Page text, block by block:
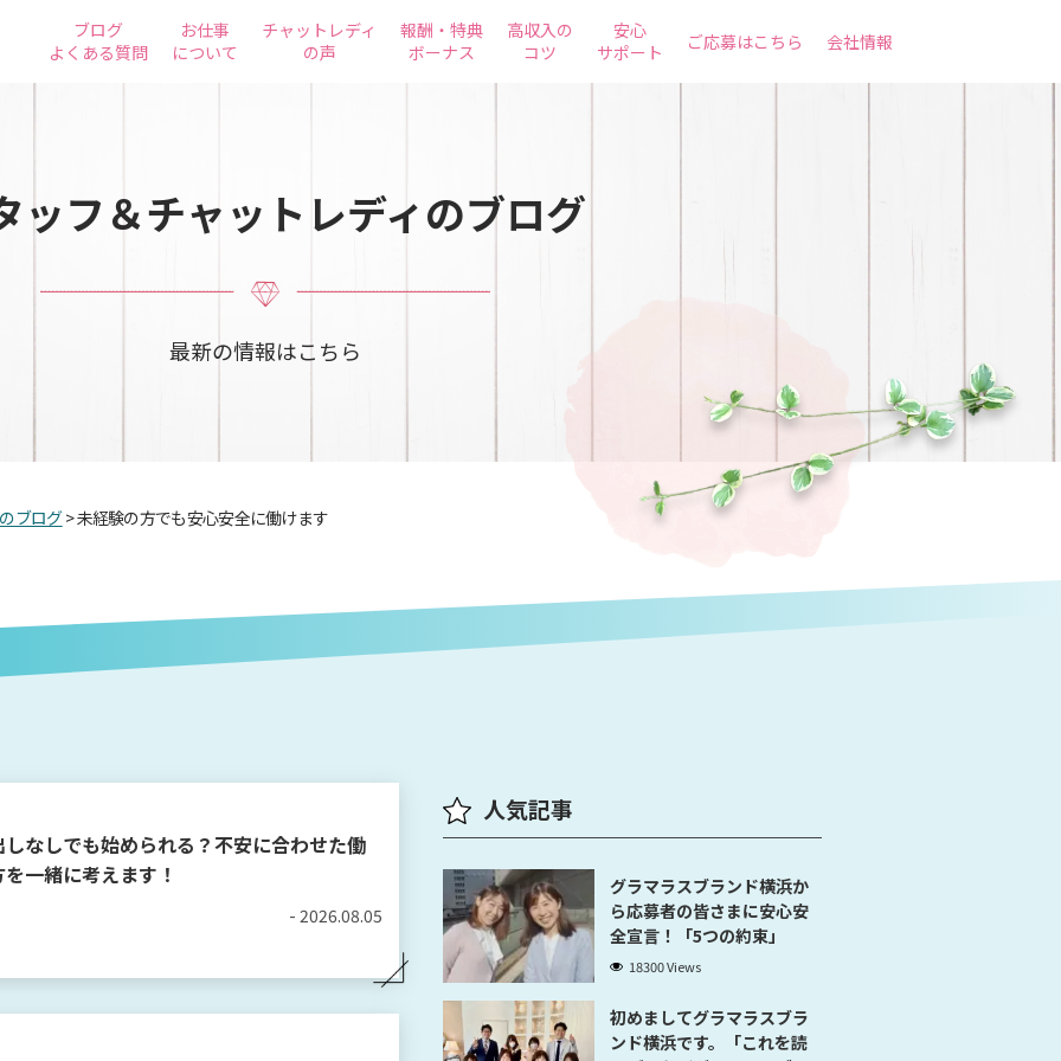
ブログ
よくある質問
お仕事
について
チャットレディ
の声
報酬・特典
ボーナス
高収入の
コツ
安心
サポート
ご応募はこちら 会社情報
ッフ＆チャットレディのブログ
最新の情報はこちら
ブログ>未経験の方でも安心安全に働けます
しなしでも始められる？不安に合わせた働
一緒に考えます！
- 2026.08.05
人気記事
グラマラスブランド横浜か
ら応募者の皆さまに安心安
全宣言！「5つの約束」
18300 Views
初めましてグラマラスブラ
ンド横浜です。「これを読